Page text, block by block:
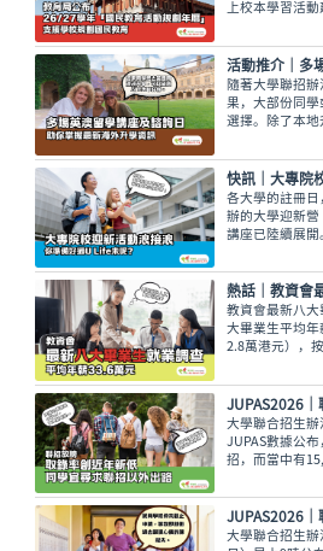
上校本學習活
隨著大學聯招
果，大部份同學
選擇。除了本地
地學習，而在
簽證及生活費等
各大學的註冊日
辦的大學迎新
講座已陸續展開
早些適應新環
彩的大學生活。
教資會最新八大
大畢業生平均年
2.8萬港元），
大學聯合招生辦
JUPAS數據公
招，而當中有
佔整體申請人
使如此，未獲錄
留意聯招以外
大學聯合招生辦